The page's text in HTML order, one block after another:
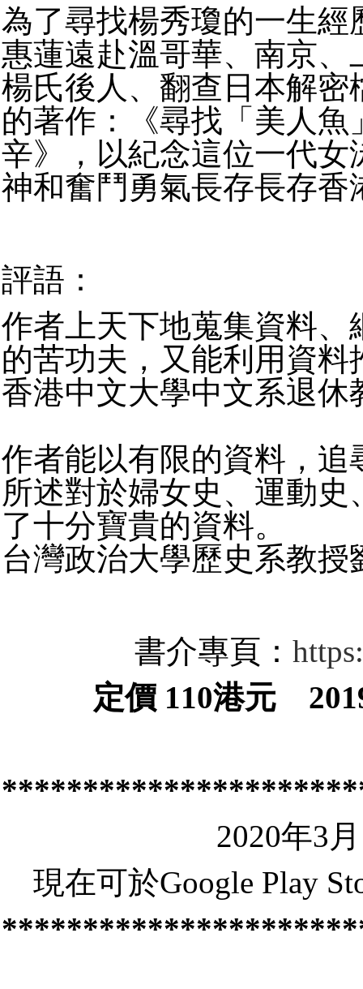
為了尋找楊秀瓊的一生
惠蓮遠赴溫哥華、南京
楊氏後人、翻查日本解
的著作：《尋找「美人
辛》，以紀念這位一代
神和奮鬥勇氣長存長存香
評語：
作者上天下地蒐集資料
的苦功夫，又能利用資
香港中文大學中文系退
作者能以有限的資料，
所述對於婦女史、運動
了十分寶貴的資料。
台灣政治大學歷史系教
書介專頁：
定價 110港元
2020年3
現在可於Google Play